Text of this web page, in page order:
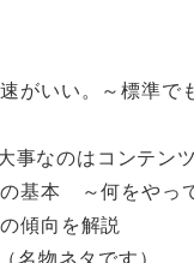
がいい。～標準
事なのはコンテン
基本 ～何をやっ
傾向を解説
名物ネタです）